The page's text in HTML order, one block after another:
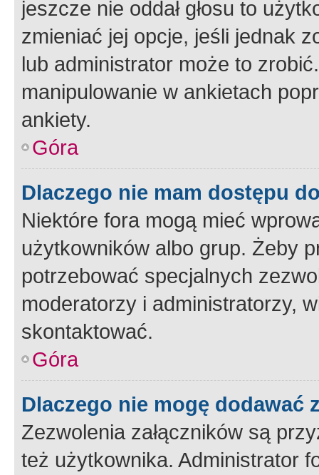
jeszcze nie oddał głosu to
zmieniać jej opcje, jeśli jednak
lub administrator może to
manipulowanie w ankietach
ankiety.
Góra
Dlaczego nie mam dostępu
Niektóre fora mogą mieć
użytkowników albo grup. Żeby
potrzebować specjalnych
moderatorzy i administratorzy,
skontaktować.
Góra
Dlaczego nie mogę dodawać
Zezwolenia załączników są
też użytkownika. Administrator